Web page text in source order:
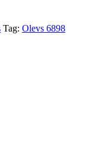
Tag: Olevs 6898